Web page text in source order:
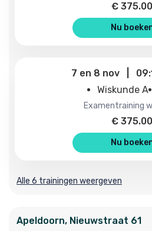
€ 375.00
Nu
7 en 8 nov
Wiskunde A
examentraining
€ 375.00
Nu
Alle 6 trainingen weergeven
Apeldoorn, Nieuwstraat 61